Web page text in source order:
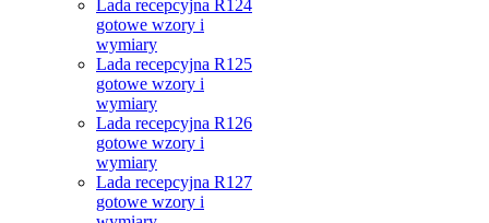
Lada recepcyjna R124
gotowe wzory i
wymiary
Lada recepcyjna R125
gotowe wzory i
wymiary
Lada recepcyjna R126
gotowe wzory i
wymiary
Lada recepcyjna R127
gotowe wzory i